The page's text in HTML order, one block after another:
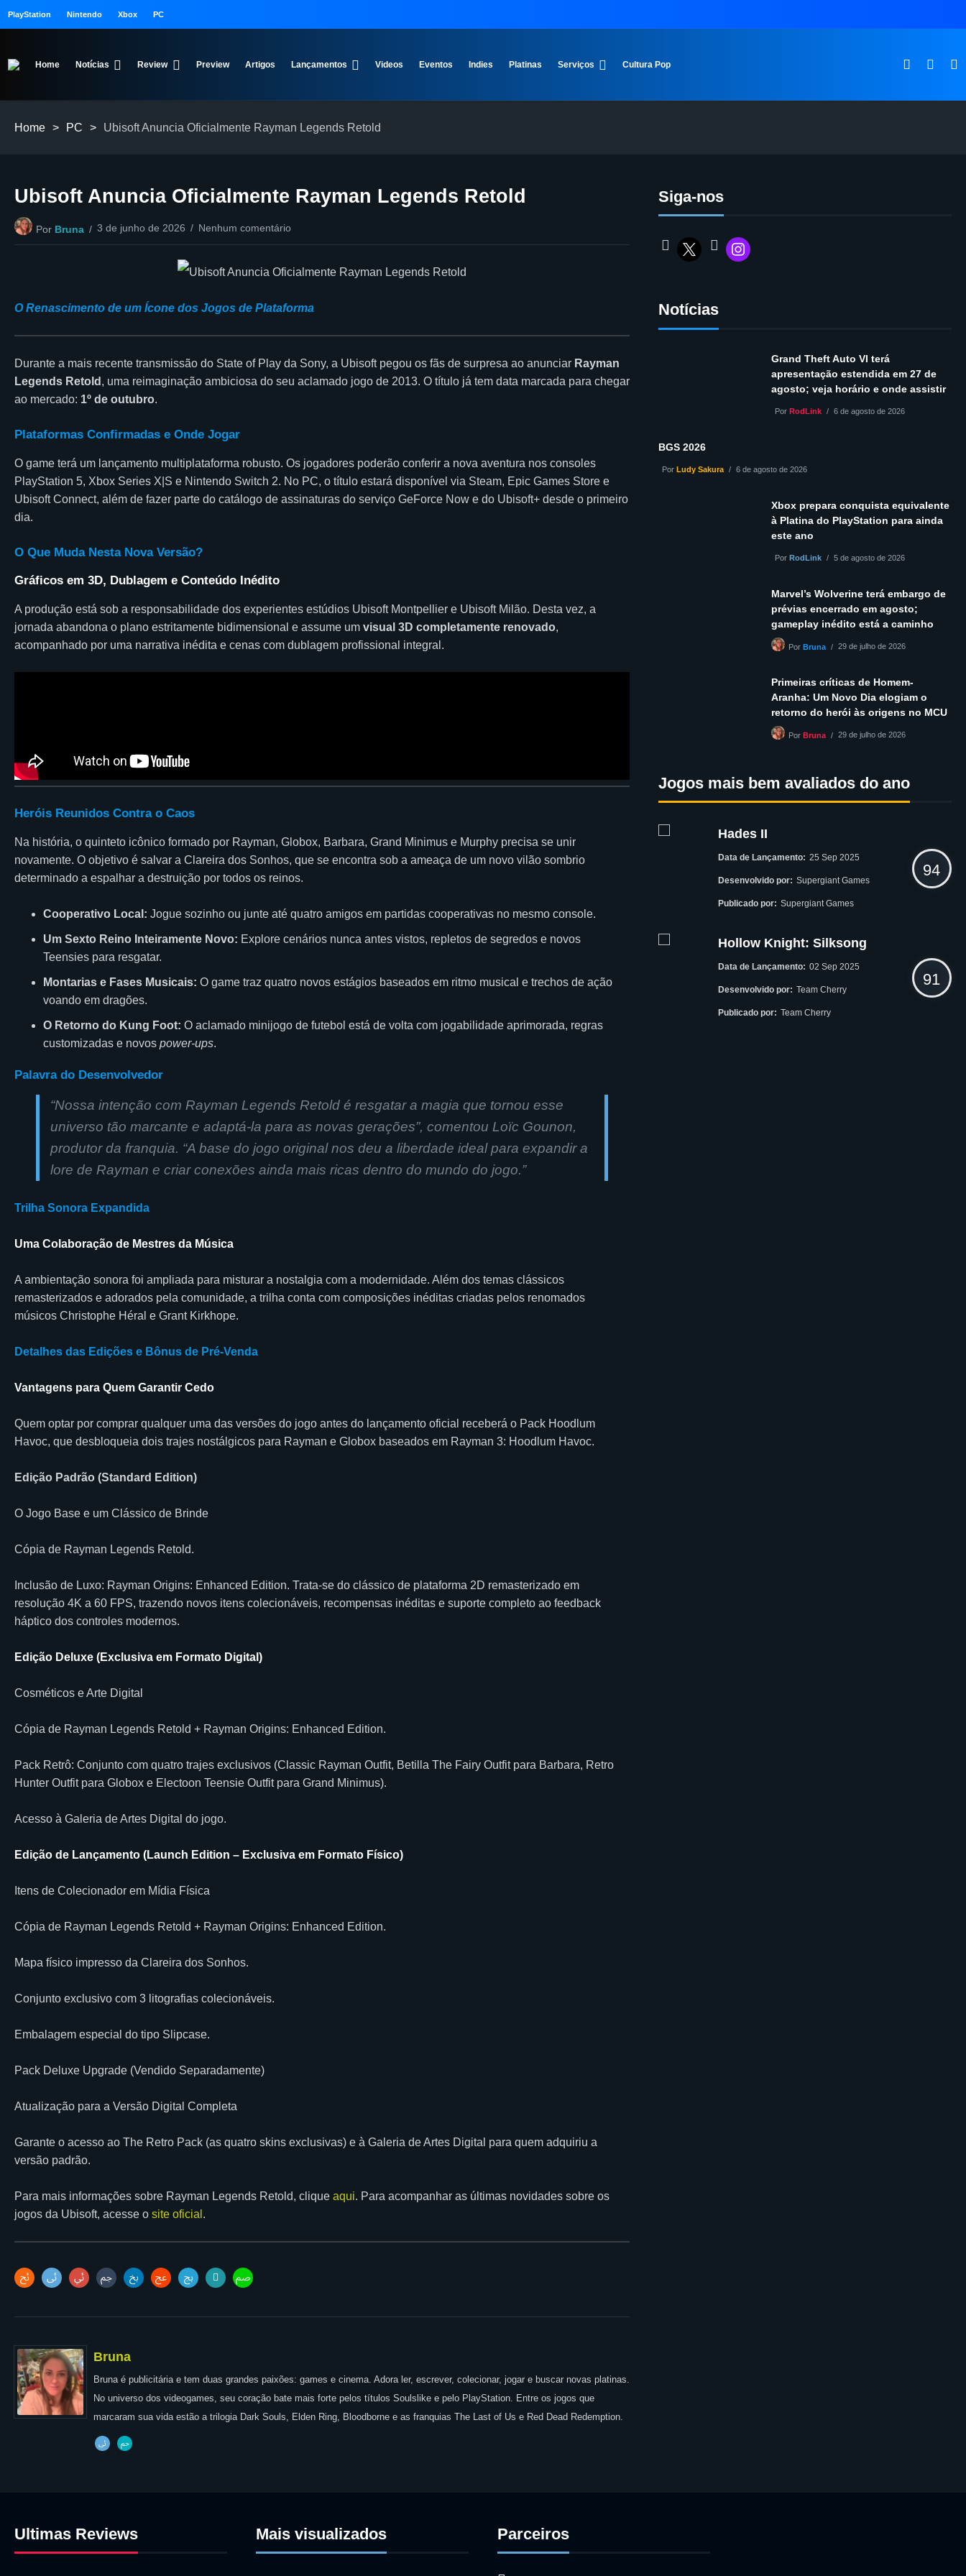
PlayStation Nintendo Xbox PC
Home Notícias Review Preview Artigos Lançamentos Videos Eventos Indies Platinas Serviços Cultura Pop
Home > PC > Ubisoft Anuncia Oficialmente Rayman Legends Retold
Ubisoft Anuncia Oficialmente Rayman Legends Retold
Por Bruna 3 de junho de 2026 Nenhum comentário
O Renascimento de um Ícone dos Jogos de Plataforma
Durante a mais recente transmissão do State of Play da Sony, a Ubisoft pegou os fãs de surpresa ao anunciar Rayman
Legends Retold , uma reimaginação ambiciosa do seu aclamado jogo de 2013. O título já tem data marcada para chegar
ao mercado: 1º de outubro.
Plataformas Confirmadas e Onde Jogar
O game terá um lançamento multiplataforma robusto. Os jogadores poderão conferir a nova aventura nos consoles
PlayStation 5, Xbox Series X|S e Nintendo Switch 2. No PC, o título estará disponível via Steam, Epic Games Store e
Ubisoft Connect, além de fazer parte do catálogo de assinaturas do serviço GeForce Now e do Ubisoft+ desde o primeiro
dia.
O Que Muda Nesta Nova Versão?
Gráficos em 3D, Dublagem e Conteúdo Inédito
A produção está sob a responsabilidade dos experientes estúdios Ubisoft Montpellier e Ubisoft Milão. Desta vez, a
jornada abandona o plano estritamente bidimensional e assume um visual 3D completamente renovado,
acompanhado por uma narrativa inédita e cenas com dublagem profissional integral.
Heróis Reunidos Contra o Caos
Na história, o quinteto icônico formado por Rayman, Globox, Barbara, Grand Minimus e Murphy precisa se unir
novamente. O objetivo é salvar a Clareira dos Sonhos, que se encontra sob a ameaça de um novo vilão sombrio
determinado a espalhar a destruição por todos os reinos.
Cooperativo Local: Jogue sozinho ou junte até quatro amigos em partidas cooperativas no mesmo console.
Um Sexto Reino Inteiramente Novo: Explore cenários nunca antes vistos, repletos de segredos e novos
Teensies para resgatar.
Montarias e Fases Musicais: O game traz quatro novos estágios baseados em ritmo musical e trechos de ação
voando em dragões.
O Retorno do Kung Foot: O aclamado minijogo de futebol está de volta com jogabilidade aprimorada, regras
customizadas e novos power-ups.
Palavra do Desenvolvedor
“Nossa intenção com Rayman Legends Retold é resgatar a magia que tornou esse
universo tão marcante e adaptá-la para as novas gerações”, comentou Loïc Gounon,
produtor da franquia. “A base do jogo original nos deu a liberdade ideal para expandir a
lore de Rayman e criar conexões ainda mais ricas dentro do mundo do jogo.”
Trilha Sonora Expandida
Uma Colaboração de Mestres da Música
A ambientação sonora foi ampliada para misturar a nostalgia com a modernidade. Além dos temas clássicos
remasterizados e adorados pela comunidade, a trilha conta com composições inéditas criadas pelos renomados
músicos Christophe Héral e Grant Kirkhope.
Detalhes das Edições e Bônus de Pré-Venda
Vantagens para Quem Garantir Cedo
Quem optar por comprar qualquer uma das versões do jogo antes do lançamento oficial receberá o Pack Hoodlum
Havoc, que desbloqueia dois trajes nostálgicos para Rayman e Globox baseados em Rayman 3: Hoodlum Havoc.
Edição Padrão (Standard Edition)
O Jogo Base e um Clássico de Brinde
Cópia de Rayman Legends Retold.
Inclusão de Luxo: Rayman Origins: Enhanced Edition. Trata-se do clássico de plataforma 2D remasterizado em
resolução 4K a 60 FPS, trazendo novos itens colecionáveis, recompensas inéditas e suporte completo ao feedback
háptico dos controles modernos.
Edição Deluxe (Exclusiva em Formato Digital)
Cosméticos e Arte Digital
Cópia de Rayman Legends Retold + Rayman Origins: Enhanced Edition.
Pack Retrô: Conjunto com quatro trajes exclusivos (Classic Rayman Outfit, Betilla The Fairy Outfit para Barbara, Retro
Hunter Outfit para Globox e Electoon Teensie Outfit para Grand Minimus).
Acesso à Galeria de Artes Digital do jogo.
Edição de Lançamento (Launch Edition – Exclusiva em Formato Físico)
Itens de Colecionador em Mídia Física
Cópia de Rayman Legends Retold + Rayman Origins: Enhanced Edition.
Mapa físico impresso da Clareira dos Sonhos.
Conjunto exclusivo com 3 litografias colecionáveis.
Embalagem especial do tipo Slipcase.
Pack Deluxe Upgrade (Vendido Separadamente)
Atualização para a Versão Digital Completa
Garante o acesso ao The Retro Pack (as quatro skins exclusivas) e à Galeria de Artes Digital para quem adquiriu a
versão padrão.
Para mais informações sobre Rayman Legends Retold, clique aqui. Para acompanhar as últimas novidades sobre os
jogos da Ubisoft, acesse o site oficial .
Bruna
Bruna é publicitária e tem duas grandes paixões: games e cinema. Adora ler, escrever, colecionar, jogar e buscar novas platinas.
No universo dos videogames, seu coração bate mais forte pelos títulos Soulslike e pelo PlayStation. Entre os jogos que
marcaram sua vida estão a trilogia Dark Souls, Elden Ring, Bloodborne e as franquias The Last of Us e Red Dead Redemption.
Siga-nos
Notícias
Grand Theft Auto VI terá
apresentação estendida em 27 de
agosto; veja horário e onde assistir
Por RodLink 6 de agosto de 2026
BGS 2026
PorLudy Sakura 6 de agosto de 2026
Xbox prepara conquista equivalente
à Platina do PlayStation para ainda
este ano
Por RodLink 5 de agosto de 2026
Marvel’s Wolverine terá embargo de
prévias encerrado em agosto;
gameplay inédito está a caminho
PorBruna 29 de julho de 2026
Primeiras críticas de Homem-
Aranha: Um Novo Dia elogiam o
retorno do herói às origens no MCU
PorBruna 29 de julho de 2026
Jogos mais bem avaliados do ano
Hades II
Data de Lançamento: 25 Sep 2025
Desenvolvido por: Supergiant Games
Publicado por: Supergiant Games
94
Hollow Knight: Silksong
Data de Lançamento: 02 Sep 2025
Desenvolvido por: Team Cherry
Publicado por: Team Cherry
91
Ultimas Reviews Mais visualizados Parceiros